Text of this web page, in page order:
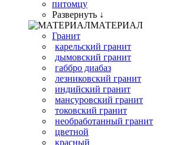
питомцу
Развернуть ↓
МАТЕРИАЛ
Гранит
карельский гранит
дымовский гранит
габбро диабаз
лезниковский гранит
индийский гранит
мансуровский гранит
токовский гранит
необработанный гранит
цветной
красный